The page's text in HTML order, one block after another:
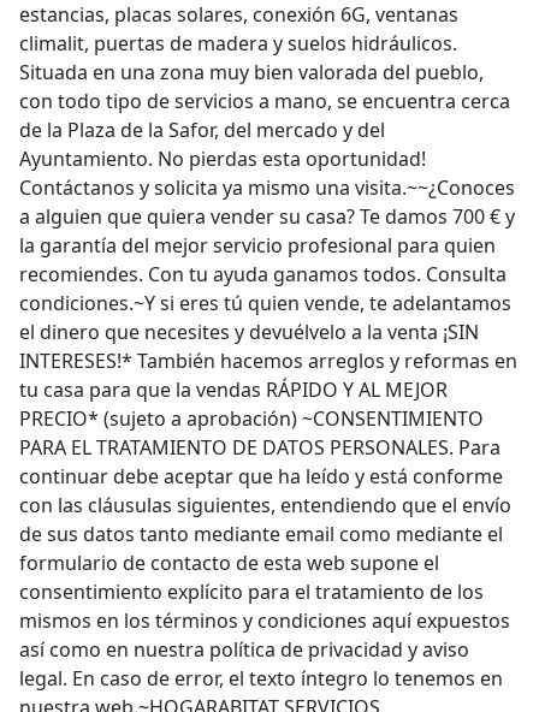
estancias, placas solares, conexión 6G, ventanas
climalit, puertas de madera y suelos hidráulicos.
Situada en una zona muy bien valorada del pueblo,
con todo tipo de servicios a mano, se encuentra cerca
de la Plaza de la Safor, del mercado y del
Ayuntamiento. No pierdas esta oportunidad!
Contáctanos y solicita ya mismo una visita.~~¿Conoces
a alguien que quiera vender su casa? Te damos 700 € y
la garantía del mejor servicio profesional para quien
recomiendes. Con tu ayuda ganamos todos. Consulta
condiciones.~Y si eres tú quien vende, te adelantamos
el dinero que necesites y devuélvelo a la venta ¡SIN
INTERESES!* También hacemos arreglos y reformas en
tu casa para que la vendas RÁPIDO Y AL MEJOR
PRECIO* (sujeto a aprobación) ~CONSENTIMIENTO
PARA EL TRATAMIENTO DE DATOS PERSONALES. Para
continuar debe aceptar que ha leído y está conforme
con las cláusulas siguientes, entendiendo que el envío
de sus datos tanto mediante email como mediante el
formulario de contacto de esta web supone el
consentimiento explícito para el tratamiento de los
mismos en los términos y condiciones aquí expuestos
así como en nuestra política de privacidad y aviso
legal. En caso de error, el texto íntegro lo tenemos en